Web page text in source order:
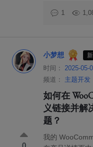
1
小梦想
时间：
2025-05-
频道：
主题开发
如何在
义链接并解
题？
我的